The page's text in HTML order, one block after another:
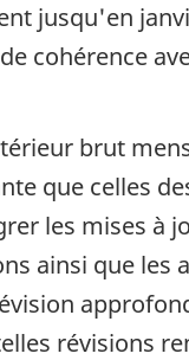
jusqu'en
cohérence
brut
que celles
les mises
ainsi que
révisions